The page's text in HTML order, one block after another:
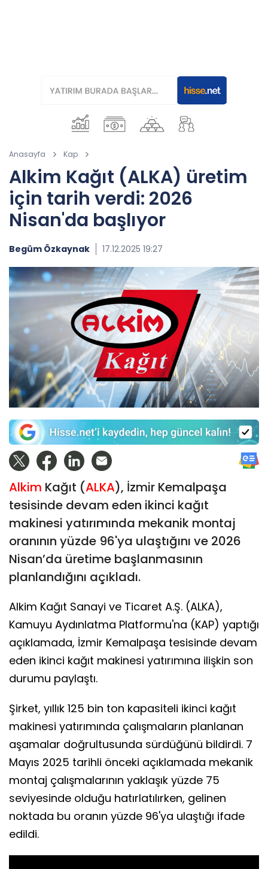
Anasayfa Kap
Alkim Kağıt (ALKA) üretim
için tarih verdi: 2026
Nisan'da başlıyor
Begüm Özkaynak 17.12.2025 19:27
Alkim Kağıt (ALKA), İzmir Kemalpaşa
tesisinde devam eden ikinci kağıt
makinesi yatırımında mekanik montaj
oranının yüzde 96'ya ulaştığını ve 2026
Nisan’da üretime başlanmasının
planlandığını açıkladı.
Alkim Kağıt Sanayi ve Ticaret A.Ş. (ALKA),
Kamuyu Aydınlatma Platformu'na (KAP) yaptığı
açıklamada, İzmir Kemalpaşa tesisinde devam
eden ikinci kağıt makinesi yatırımına ilişkin son
durumu paylaştı.
Şirket, yıllık 125 bin ton kapasiteli ikinci kağıt
makinesi yatırımında çalışmaların planlanan
aşamalar doğrultusunda sürdüğünü bildirdi. 7
Mayıs 2025 tarihli önceki açıklamada mekanik
montaj çalışmalarının yaklaşık yüzde 75
seviyesinde olduğu hatırlatılırken, gelinen
noktada bu oranın yüzde 96'ya ulaştığı ifade
edildi.